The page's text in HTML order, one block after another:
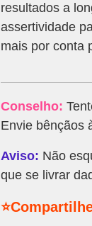
resultados a
assertividade
mais por conta
Conselho:
Envie bênçãos
Aviso: Não
que se livrar